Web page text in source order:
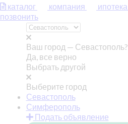
каталог компания ипотека
позвонить
Ваш город — Севастополь?
Да, все верно
Выбрать другой
Выберите город
Севастополь
Симферополь
Подать объявление